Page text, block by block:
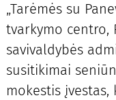
„Tarėmės su
tvarkymo centro,
savivaldybės
susitikimai
mokestis